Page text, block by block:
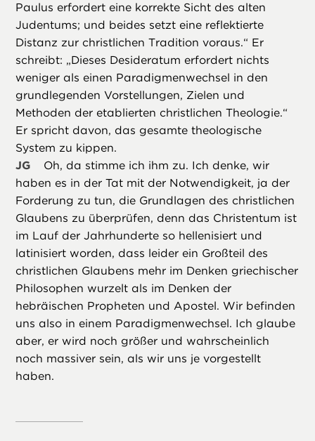
Paulus erfordert eine korrekte Sicht des alten
Judentums; und beides setzt eine reflektierte
Distanz zur christlichen Tradition voraus.“ Er
schreibt: „Dieses Desideratum erfordert nichts
weniger als einen Paradigmenwechsel in den
grundlegenden Vorstellungen, Zielen und
Methoden der etablierten christlichen Theologie.“
Er spricht davon, das gesamte theologische
System zu kippen.
JG
Oh, da stimme ich ihm zu. Ich denke, wir
haben es in der Tat mit der Notwendigkeit, ja der
Forderung zu tun, die Grundlagen des christlichen
Glaubens zu überprüfen, denn das Christentum ist
im Lauf der Jahrhunderte so hellenisiert und
latinisiert worden, dass leider ein Großteil des
christlichen Glaubens mehr im Denken griechischer
Philosophen wurzelt als im Denken der
hebräischen Propheten und Apostel. Wir befinden
uns also in einem Paradigmenwechsel. Ich glaube
aber, er wird noch größer und wahrscheinlich
noch massiver sein, als wir uns je vorgestellt
haben.